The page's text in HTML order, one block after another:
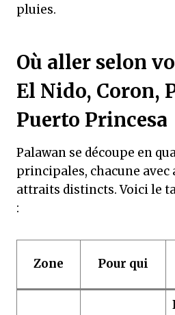
pluies.
Où aller selon
El Nido, Coron,
Puerto Princesa
Palawan se découpe en
principales, chacune avec
attraits distincts. Voici le
:
Zone Pour qui